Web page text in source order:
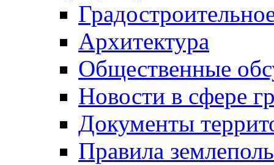
Архитектура
Общественные
Новости в сфере
Документы
Правила